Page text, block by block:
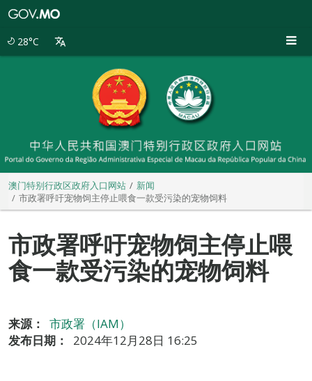
28°C
澳门特别行政区政府入口网站
新闻
市政署呼吁宠物饲主停止喂食一款受污染的宠物饲料
市政署呼吁宠物饲主停止喂
食一款受污染的宠物饲料
来源：
市政署（IAM）
发布日期：
2024年12月28日 16:25